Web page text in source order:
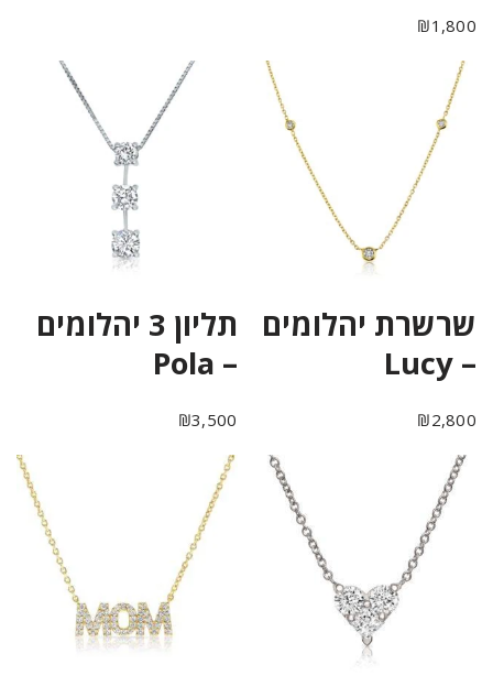
₪1,800
שרשרת יהלומים
– Lucy
₪2,800
תליון 3 יהלומים
– Pola
₪3,500